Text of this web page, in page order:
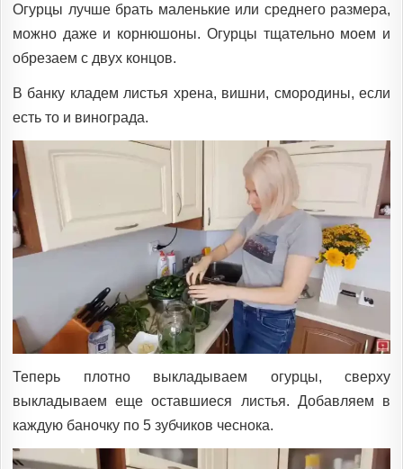
Огурцы лучше брать маленькие или среднего размера,
можно даже и корнюшоны. Огурцы тщательно моем и
обрезаем с двух концов.
В банку кладем листья хрена, вишни, смородины, если
есть то и винограда.
Теперь плотно выкладываем огурцы, сверху
выкладываем еще оставшиеся листья. Добавляем в
каждую баночку по 5 зубчиков чеснока.